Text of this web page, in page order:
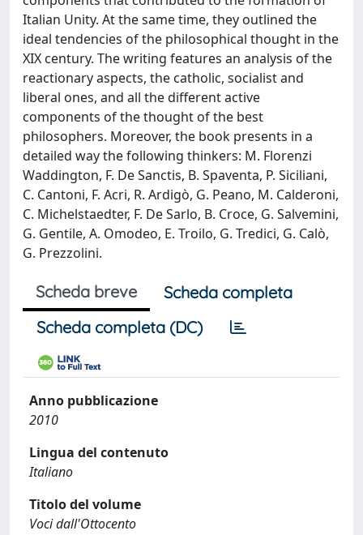
Italian Unity. At the same time, they outlined the
ideal tendencies of the philosophical thought in the
XIX century. The writing features an analysis of the
reactionary aspects, the catholic, socialist and
liberal ones, and all the different active
components of the thought of the best
philosophers. Moreover, the book presents in a
detailed way the following thinkers: M. Florenzi
Waddington, F. De Sanctis, B. Spaventa, P. Siciliani,
C. Cantoni, F. Acri, R. Ardigò, G. Peano, M. Calderoni,
C. Michelstaedter, F. De Sarlo, B. Croce, G. Salvemini,
G. Gentile, A. Omodeo, E. Troilo, G. Tredici, G. Calò,
G. Prezzolini.
Scheda breve
Scheda completa
Scheda completa (DC)
Anno pubblicazione
2010
Lingua del contenuto
Italiano
Titolo del volume
Voci dall'Ottocento